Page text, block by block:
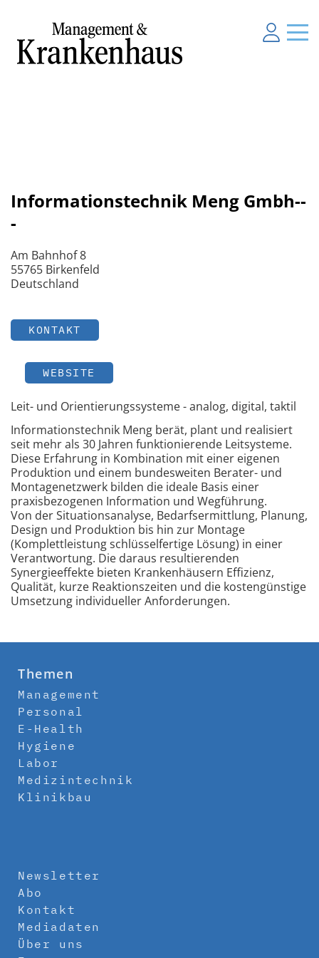
Informationstechnik Meng Gmbh--
-
Am Bahnhof 8
55765 Birkenfeld
Deutschland
KONTAKT
WEBSITE
Leit- und Orientierungssysteme - analog, digital, taktil
Informationstechnik Meng berät, plant und realisiert
seit mehr als 30 Jahren funktionierende Leitsysteme.
Diese Erfahrung in Kombination mit einer eigenen
Produktion und einem bundesweiten Berater- und
Montagenetzwerk bilden die ideale Basis einer
praxisbezogenen Information und Wegführung.
Von der Situationsanalyse, Bedarfsermittlung, Planung,
Design und Produktion bis hin zur Montage
(Komplettleistung schlüsselfertige Lösung) in einer
Verantwortung. Die daraus resultierenden
Synergieeffekte bieten Krankenhäusern Effizienz,
Qualität, kurze Reaktionszeiten und die kostengünstige
Umsetzung individueller Anforderungen.
Themen
Management
Personal
E-Health
Hygiene
Labor
Medizintechnik
Klinikbau
Newsletter
Abo
Kontakt
Mediadaten
Über uns